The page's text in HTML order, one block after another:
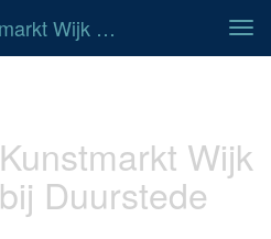
Mieke Siemons - Kunstmarkt Wijk Bij Duurstede
Kunstmarkt Wijk
bij Duurstede